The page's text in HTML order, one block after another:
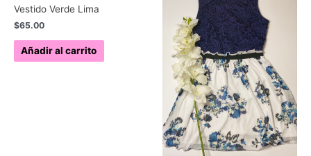
Vestido Verde Lima
$65.00
Añadir al carrito